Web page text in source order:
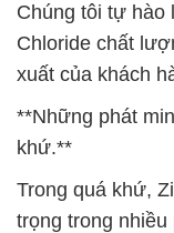
Chúng tôi tự hào
Chloride chất
xuất của khách
**Những phát
khứ.**
Trong quá khứ,
trọng trong